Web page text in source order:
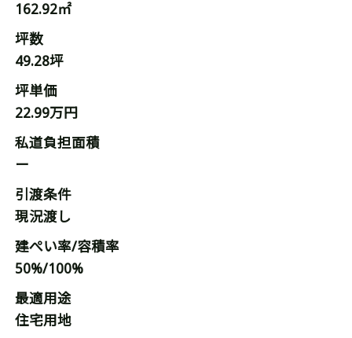
162.92㎡
坪数
49.28坪
坪単価
22.99万円
私道負担面積
ー
引渡条件
現況渡し
建ぺい率/容積率
50%/100%
最適用途
住宅用地